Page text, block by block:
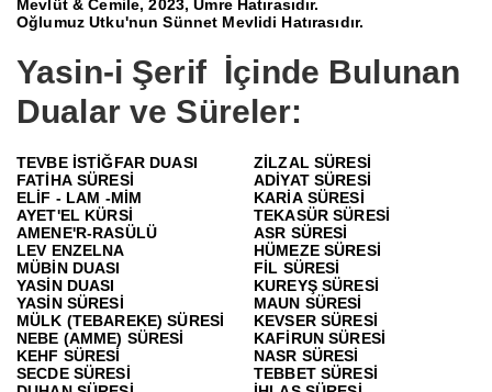
Mevlüt & Cemile, 2023, Umre Hatırasıdır.
Oğlumuz Utku'nun Sünnet Mevlidi Hatırasıdır.
Yasin-i Şerifİçinde Bulunan
Dualar ve Süreler:
TEVBE İSTİĞFAR DUASI
FATİHA SÜRESİ
ELİF - LAM -MİM
AYET'EL KÜRSİ
AMENE'R-RASÜLÜ
LEV ENZELNA
MÜBİN DUASI
YASİN DUASI
YASİN SÜRESİ
MÜLK (TEBAREKE) SÜRESİ
NEBE (AMME) SÜRESİ
KEHF SÜRESİ
SECDE SÜRESİ
ZİLZAL SÜRESİ
ADİYAT SÜRESİ
KARİA SÜRESİ
TEKASÜR SÜRESİ
ASR SÜRESİ
HÜMEZE SÜRESİ
FİL SÜRESİ
KUREYŞ SÜRESİ
MAUN SÜRESİ
KEVSER SÜRESİ
KAFİRUN SÜRESİ
NASR SÜRESİ
TEBBET SÜRESİ